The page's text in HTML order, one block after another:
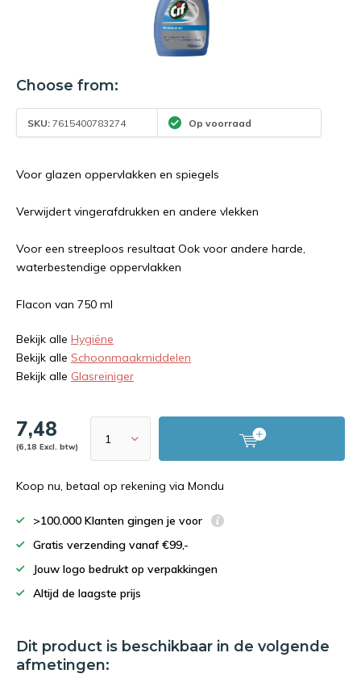
Choose from:
SKU: 7615400783274 Op voorraad
Voor glazen oppervlakken en spiegels
Verwijdert vingerafdrukken en andere vlekken
Voor een streeploos resultaat Ook voor andere harde,
waterbestendige oppervlakken
Flacon van 750 ml
Bekijk alle Hygiëne
Bekijk alle Schoonmaakmiddelen
Bekijk alle Glasreiniger
7,48
(6,18 Excl. btw)
Koop nu, betaal op rekening via Mondu
>100.000 Klanten gingen je voor
Gratis verzending vanaf €99,-
Jouw logo bedrukt op verpakkingen
Altijd de laagste prijs
Dit product is beschikbaar in de volgende
afmetingen: